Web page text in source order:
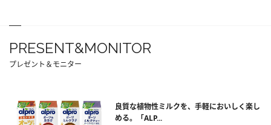
PRESENT&MONITOR
プレゼント＆モニター
良質な植物性ミルクを、手軽においしく楽し
める。「ALP...